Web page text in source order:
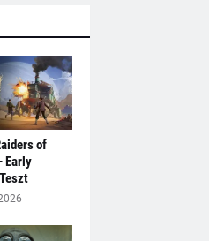
of
Early